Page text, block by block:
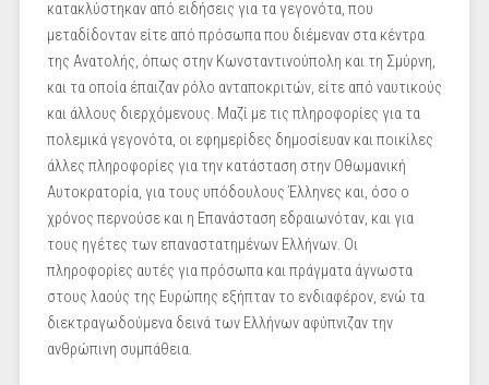
κατακλύστηκαν από ειδήσεις για τα γεγονότα, που
μεταδίδονταν είτε από πρόσωπα που διέμεναν στα κέντρα
της Ανατολής, όπως στην Κωνσταντινούπολη και τη Σμύρνη,
και τα οποία έπαιζαν ρόλο ανταποκριτών, είτε από ναυτικούς
και άλλους διερχόμενους. Μαζί με τις πληροφορίες για τα
πολεμικά γεγονότα, οι εφημερίδες δημοσίευαν και ποικίλες
άλλες πληροφορίες για την κατάσταση στην Οθωμανική
Αυτοκρατορία, για τους υπόδουλους Έλληνες και, όσο ο
χρόνος περνούσε και η Επανάσταση εδραιωνόταν, και για
τους ηγέτες των επαναστατημένων Ελλήνων. Οι
πληροφορίες αυτές για πρόσωπα και πράγματα άγνωστα
στους λαούς της Ευρώπης εξήπταν το ενδιαφέρον, ενώ τα
διεκτραγωδούμενα δεινά των Ελλήνων αφύπνιζαν την
ανθρώπινη συμπάθεια.